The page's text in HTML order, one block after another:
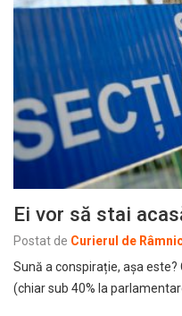
Ei vor să stai
Postat de Curierul de
Sună a conspirație, așa
(chiar sub 40% la